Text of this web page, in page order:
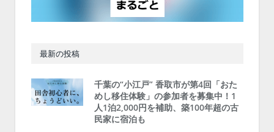
最新の投稿
千葉の“小江戸” 香取市が第4回「おた
めし移住体験」の参加者を募集中！1
人1泊2,000円を補助、築100年超の古
民家に宿泊も